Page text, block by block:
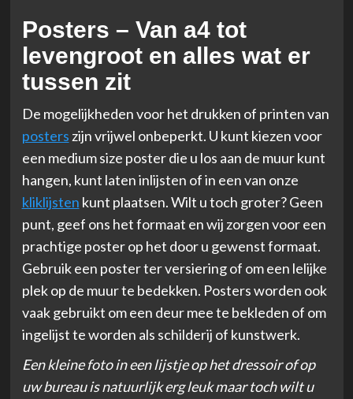
Posters – Van a4 tot
levengroot en alles wat er
tussen zit
De mogelijkheden voor het drukken of printen van
posters zijn vrijwel onbeperkt. U kunt kiezen voor
een medium size poster die u los aan de muur kunt
hangen, kunt laten inlijsten of in een van onze
kliklijsten kunt plaatsen. Wilt u toch groter? Geen
punt, geef ons het formaat en wij zorgen voor een
prachtige poster op het door u gewenst formaat.
Gebruik een poster ter versiering of om een lelijke
plek op de muur te bedekken. Posters worden ook
vaak gebruikt om een deur mee te bekleden of om
ingelijst te worden als schilderij of kunstwerk.
Een kleine foto in een lijstje op het dressoir of op
uw bureau is natuurlijk erg leuk maar toch wilt u